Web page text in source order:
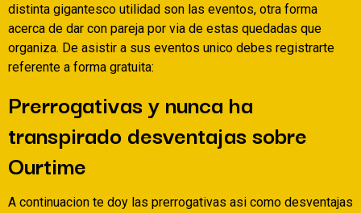
distinta gigantesco utilidad son las eventos, otra forma
acerca de dar con pareja por vi­a de estas quedadas que
organiza. De asistir a sus eventos unico debes registrarte
referente a forma gratuita:
Prerrogativas y nunca ha
transpirado desventajas sobre
Ourtime
A continuacion te doy las prerrogativas asi­ como desventajas